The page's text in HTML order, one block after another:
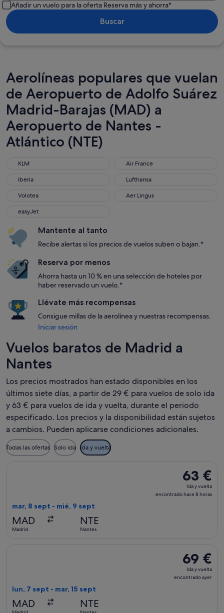
Añadir un vuelo para la oferta Reserva más y ahorra*
Buscar
Aerolíneas populares que vuelan
de Aeropuerto de Adolfo Suárez
Madrid-Barajas (MAD) a
Aeropuerto de Nantes -
Atlántico (NTE)
KLM
KLM Air France
Air France
Iberia
Iberia Lufthansa
Lufthansa
Volotea
Volotea Aer Lingus
Aer Lingus
easyJet
easyJet
Mantente al tanto
Recibe alertas si los precios de vuelos suben o bajan.*
Reserva por menos
Ahorra hasta un 10 % en una selección de hoteles por
haber reservado un vuelo.*
Llévate más recompensas
Consigue millas de la aerolínea y nuestras recompensas.
Iniciar sesión
Vuelos baratos de Madrid a
Nantes
Los precios mostrados han estado disponibles en los
últimos siete días, a partir de 29 € para vuelos de solo ida
y 63 € para vuelos de ida y vuelta, durante el periodo
especificado. Los precios y la disponibilidad están sujetos
a cambios. Pueden aplicarse condiciones adicionales.
Todas las ofertas Solo ida Ida y vuelta
63 €
Ida
y
63 €
Ida y vuelta
encontrado hace 8 horas
mar, 8 sept - mié, 9 sept
MAD
Madrid
NTE
Nantes
69 €
Ida
y
69 €
Ida y vuelta
encontrado ayer
lun, 7 sept - mar, 15 sept
MAD NTE